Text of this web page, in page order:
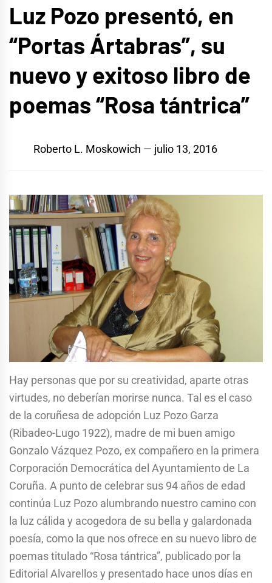
Luz Pozo presentó, en
“Portas Ártabras”, su
nuevo y exitoso libro de
poemas “Rosa tántrica”
Roberto L. Moskowich julio 13, 2016
Hay personas que por su creatividad, aparte otras
virtudes, no deberían morirse nunca. Tal es el caso
de la coruñesa de adopción Luz Pozo Garza
(Ribadeo-Lugo 1922), madre de mi buen amigo
Gonzalo Vázquez Pozo, ex compañero en la primera
Corporación Democrática del Ayuntamiento de La
Coruña. A punto de celebrar sus 94 años de edad
continúa Luz Pozo alumbrando nuestro camino con
la luz cálida y acogedora de su bella y galardonada
poesía, como la que nos ofrece en su nuevo libro de
poemas titulado “Rosa tántrica”, publicado por la
Editorial Alvarellos y presentado hace unos días en